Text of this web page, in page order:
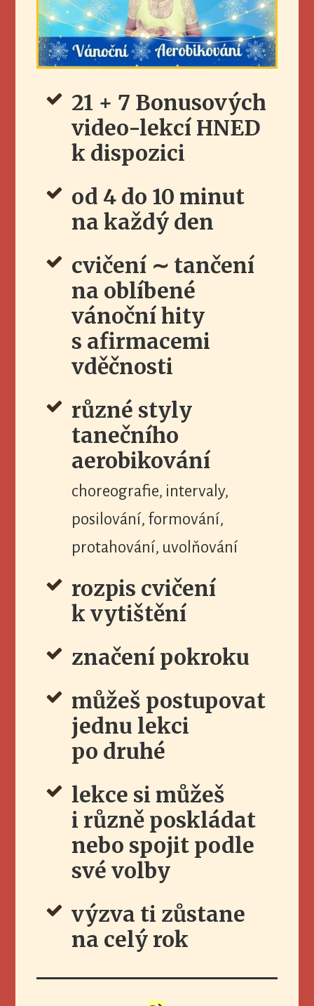
21 + 7 Bonusových
video-lekcí HNED
k dispozici
od 4 do 10 minut
na každý den
cvičení ∼ tančení
na oblíbené
vánoční hity
s afirmacemi
vděčnosti
různé styly
tanečního
aerobikování
choreografie, intervaly,
posilování, formování,
protahování, uvolňování
rozpis cvičení
k vytištění
značení pokroku
můžeš postupovat
jednu lekci
po druhé
lekce si můžeš
i různě poskládat
nebo spojit podle
své volby
výzva ti zůstane
na celý rok